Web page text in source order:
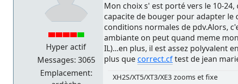
Hyper actif
Messages: 3065
Emplacement:
Mon choix s' est porté vers le 10-
capacite de bouger pour adapter le
conditions normales de pdv.Alors,
ambiante on peut quand meme
IL)...en plus, il est assez polyvalent
plus quecorrect.cftest de jean
XH2S/XT5/XT3/XE3 zooms et fixe